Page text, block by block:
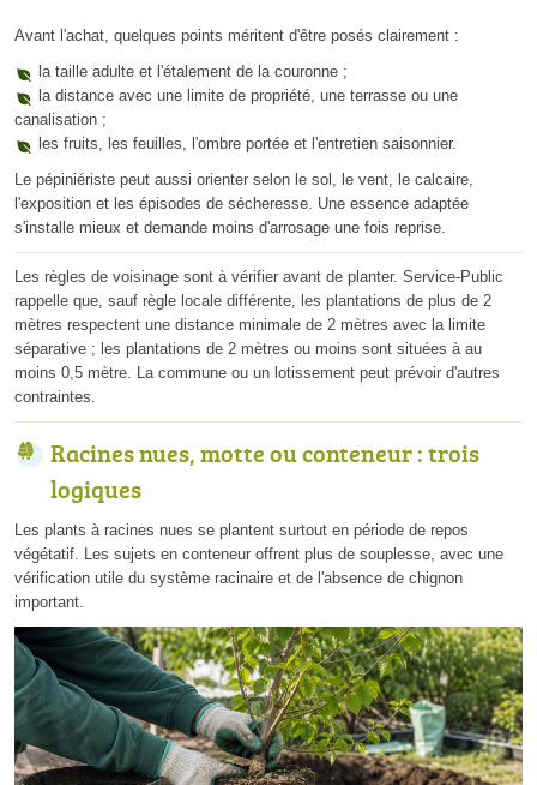
Avant l'achat, quelques points méritent d'être posés clairement :
la taille adulte et l'étalement de la couronne ;
la distance avec une limite de propriété, une terrasse ou une
canalisation ;
les fruits, les feuilles, l'ombre portée et l'entretien saisonnier.
Le pépiniériste peut aussi orienter selon le sol, le vent, le calcaire,
l'exposition et les épisodes de sécheresse. Une essence adaptée
s'installe mieux et demande moins d'arrosage une fois reprise.
Les règles de voisinage sont à vérifier avant de planter. Service-Public
rappelle que, sauf règle locale différente, les plantations de plus de 2
mètres respectent une distance minimale de 2 mètres avec la limite
séparative ; les plantations de 2 mètres ou moins sont situées à au
moins 0,5 mètre. La commune ou un lotissement peut prévoir d'autres
contraintes.
Racines nues, motte ou conteneur : trois
logiques
Les plants à racines nues se plantent surtout en période de repos
végétatif. Les sujets en conteneur offrent plus de souplesse, avec une
vérification utile du système racinaire et de l'absence de chignon
important.